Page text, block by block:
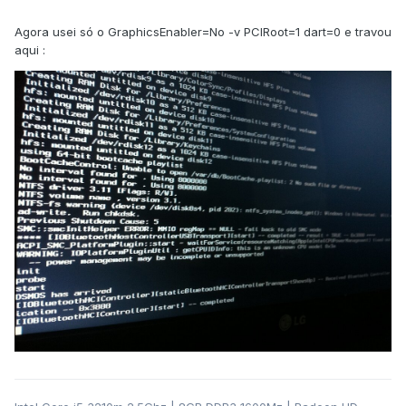
Agora usei só o GraphicsEnabler=No -v PCIRoot=1 dart=0 e travou
aqui :